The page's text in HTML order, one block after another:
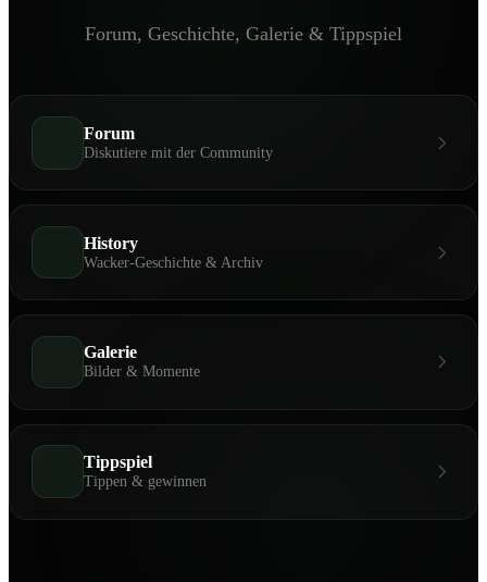
Forum, Geschichte, Galerie & Tippspiel
Forum
Diskutiere mit der Community
History
Wacker-Geschichte & Archiv
Galerie
Bilder & Momente
Tippspiel
Tippen & gewinnen